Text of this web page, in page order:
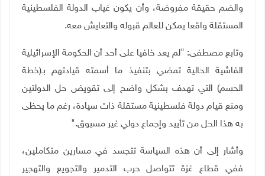
والضم حقيقة مفروضة، وأن يكون غياب الدولة الفلسطينية
المستقلة واقعا يمكن للعالم قبوله والتعايش معه.
وتابع مصطفى: "لم يعد خافيا على أحد أن الحكومة الإسرائيلية
الفاشية الحالية تمضي بتنفيذ ما أسمته قيادتهم بـ(خطة
الحسم) التي تهدف بشكل واضح إلى تقويض حل الدولتين
ومنع قيام دولة فلسطينية مستقلة ذات سيادة، رغم ما يحظى
به هذا الحل من تأييد وإجماع دولي غير مسبوق".
وأشار إلى أن هذه السياسة تتجسد في مسارين متكاملين،
ففي قطاع غزة تتواصل حرب التدمير والتجويع والتهجير